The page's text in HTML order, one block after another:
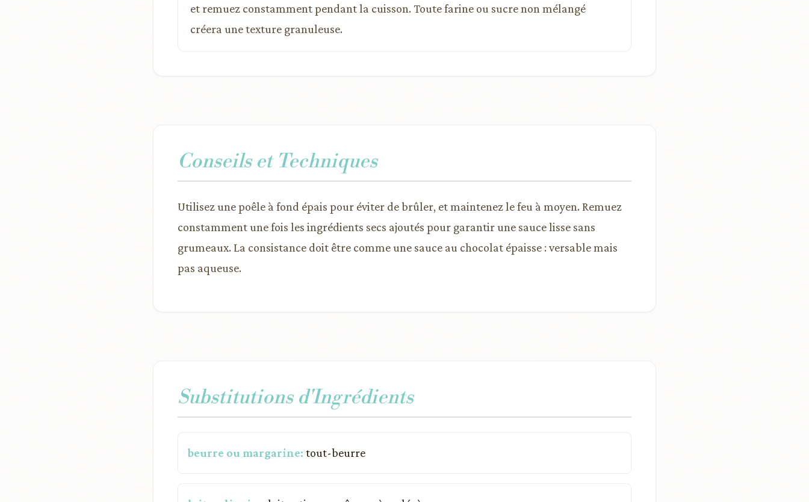
et remuez constamment pendant la cuisson. Toute farine ou sucre non mélangé
créera une texture granuleuse.
Conseils et Techniques
Utilisez une poêle à fond épais pour éviter de brûler, et maintenez le feu à moyen. Remuez
constamment une fois les ingrédients secs ajoutés pour garantir une sauce lisse sans
grumeaux. La consistance doit être comme une sauce au chocolat épaisse : versable mais
pas aqueuse.
Substitutions d'Ingrédients
beurre ou margarine: tout-beurre